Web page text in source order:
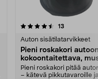
13
Auton sisätilatarvikkeet
Pieni roskakori
kokoontaitettava,
20 cm
Pieni roskakori pitää
– kätevä pikkutavaroille
4.5 viidestä